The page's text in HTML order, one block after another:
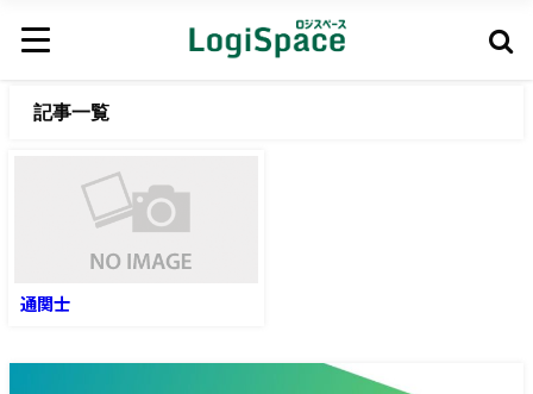
記事一覧
通関士